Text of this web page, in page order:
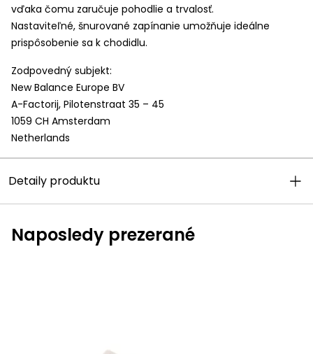
vďaka čomu zaručuje pohodlie a trvalosť.
Nastaviteľné, šnurované zapínanie umožňuje ideálne
prispôsobenie sa k chodidlu.
Zodpovedný subjekt:
New Balance Europe BV
A-Factorij, Pilotenstraat 35 – 45
1059 CH Amsterdam
Netherlands
Detaily produktu
Naposledy prezerané